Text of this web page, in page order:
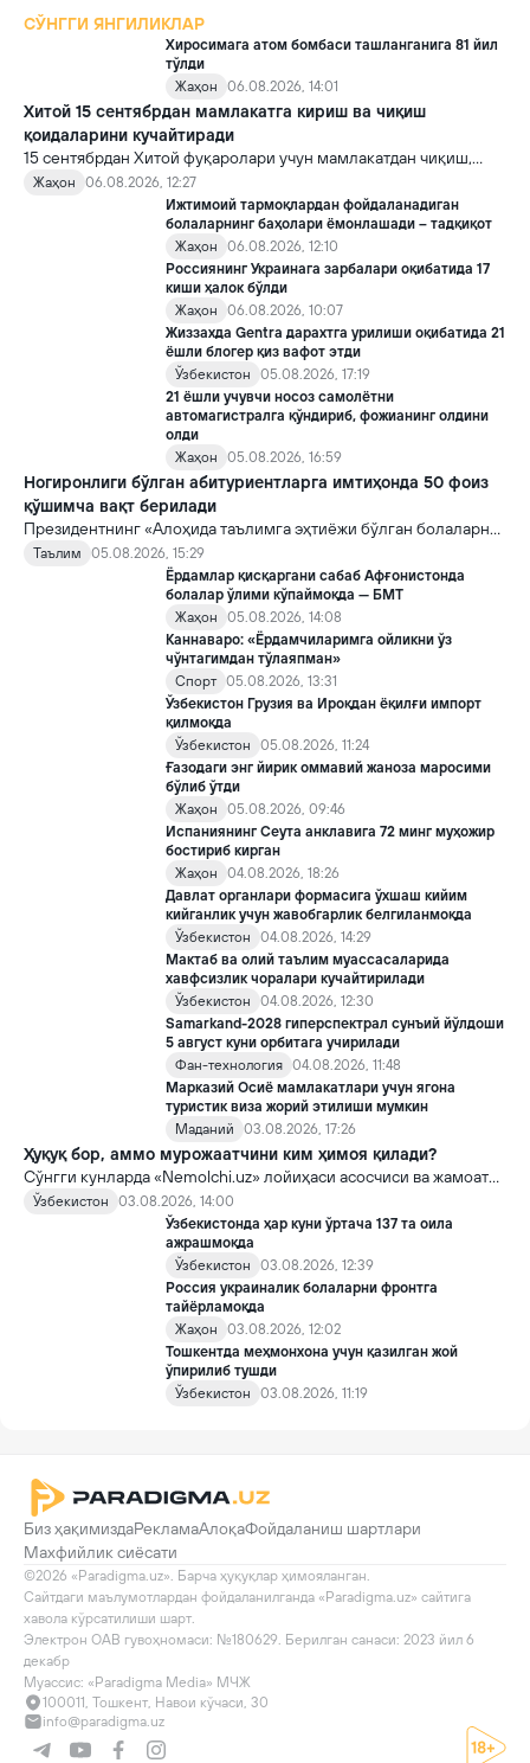
СЎНГГИ ЯНГИЛИКЛАР
Хиросимага атом бомбаси ташланганига 81 йил
тўлди
Жаҳон
06.08.2026, 14:01
Хитой 15 сентябрдан мамлакатга кириш ва чиқиш
қоидаларини кучайтиради
15 сентябрдан Хитой фуқаролари учун мамлакатдан чиқиш,
хорижликлар учун эса Хитойга кириш тартиби бўйича янги
қоидалар кучга киради.
Жаҳон
06.08.2026, 12:27
Ижтимоий тармоқлардан фойдаланадиган
болаларнинг баҳолари ёмонлашади – тадқиқот
Жаҳон
06.08.2026, 12:10
Россиянинг Украинага зарбалари оқибатида 17
киши ҳалок бўлди
Жаҳон
06.08.2026, 10:07
Жиззахда Gentra дарахтга урилиши оқибатида 21
ёшли блогер қиз вафот этди
Ўзбекистон
05.08.2026, 17:19
21 ёшли учувчи носоз самолётни
автомагистралга қўндириб, фожианинг олдини
олди
Жаҳон
05.08.2026, 16:59
Ногиронлиги бўлган абитуриентларга имтиҳонда 50 фоиз
қўшимча вақт берилади
Президентнинг «Алоҳида таълимга эҳтиёжи бўлган болаларни
таълим ва ижтимоий хизматлар билан қамраб олиш тизимини
такомиллаштириш бўйича қўшимча чора-тадбирлар
тўғрисида»ги қарори билан инклюзив таълим соҳасида қатор
янги механизмлар жорий этилади.
Таълим
05.08.2026, 15:29
Ёрдамлар қисқаргани сабаб Афғонистонда
болалар ўлими кўпаймоқда — БМТ
Жаҳон
05.08.2026, 14:08
Каннаваро: «Ёрдамчиларимга ойликни ўз
чўнтагимдан тўлаяпман»
Спорт 05.08.2026, 13:31
Ўзбекистон Грузия ва Ироқдан ёқилғи импорт
қилмоқда
Ўзбекистон
05.08.2026, 11:24
Ғазодаги энг йирик оммавий жаноза маросими
бўлиб ўтди
Жаҳон
05.08.2026, 09:46
Испаниянинг Сеута анклавига 72 минг муҳожир
бостириб кирган
Жаҳон
04.08.2026, 18:26
Давлат органлари формасига ўхшаш кийим
кийганлик учун жавобгарлик белгиланмоқда
Ўзбекистон
04.08.2026, 14:29
Мактаб ва олий таълим муассасаларида
хавфсизлик чоралари кучайтирилади
Ўзбекистон
04.08.2026, 12:30
Samarkand-2028 гиперспектрал сунъий йўлдоши
5 август куни орбитага учирилади
Фан-технология 04.08.2026, 11:48
Марказий Осиё мамлакатлари учун ягона
туристик виза жорий этилиши мумкин
Маданий
03.08.2026, 17:26
Ҳуқуқ бор, аммо мурожаатчини ким ҳимоя қилади?
Сўнгги кунларда «Nemolchi.uz» лойиҳаси асосчиси ва жамоат
фаоли Ирина Матвиенко билан боғлиқ воқеа жамоатчиликда
кенг муҳокама қилинмоқда.
Ўзбекистон
03.08.2026, 14:00
Ўзбекистонда ҳар куни ўртача 137 та оила
ажрашмоқда
Ўзбекистон
03.08.2026, 12:39
Россия украиналик болаларни фронтга
тайёрламоқда
Жаҳон
03.08.2026, 12:02
Тошкентда меҳмонхона учун қазилган жой
ўпирилиб тушди
Ўзбекистон
03.08.2026, 11:19
Биз ҳақимиздаРекламаАлоқаФойдаланиш шартлари
Махфийлик сиёсати
©2026 «Paradigma.uz». Барча ҳуқуқлар ҳимояланган.
Сайтдаги маълумотлардан фойдаланилганда «Paradigma.uz» сайтига
хавола кўрсатилиши шарт.
Электрон ОАВ гувоҳномаси: №180629. Берилган санаси: 2023 йил 6
декабр
Муассис: «Paradigma Media» МЧЖ
100011, Тошкент, Навои кўчаси, 30
info@paradigma.uz